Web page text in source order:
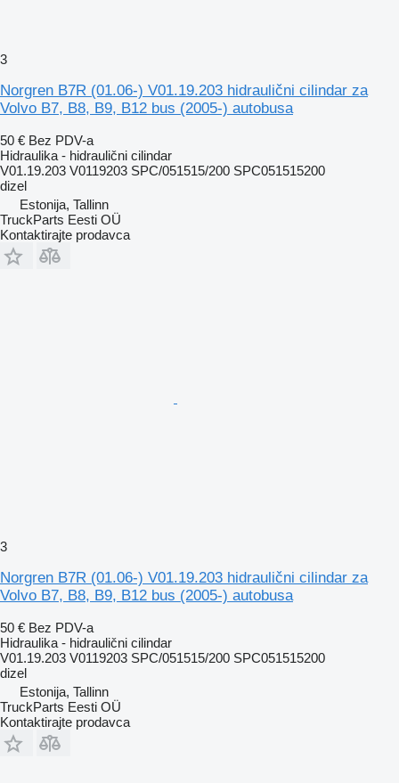
3
Norgren B7R (01.06-) V01.19.203 hidraulični cilindar za
Volvo B7, B8, B9, B12 bus (2005-) autobusa
50 € Bez PDV-a
Hidraulika - hidraulični cilindar
V01.19.203 V0119203 SPC/051515/200 SPC051515200
dizel
Estonija, Tallinn
TruckParts Eesti OÜ
Kontaktirajte prodavca
3
Norgren B7R (01.06-) V01.19.203 hidraulični cilindar za
Volvo B7, B8, B9, B12 bus (2005-) autobusa
50 € Bez PDV-a
Hidraulika - hidraulični cilindar
V01.19.203 V0119203 SPC/051515/200 SPC051515200
dizel
Estonija, Tallinn
TruckParts Eesti OÜ
Kontaktirajte prodavca